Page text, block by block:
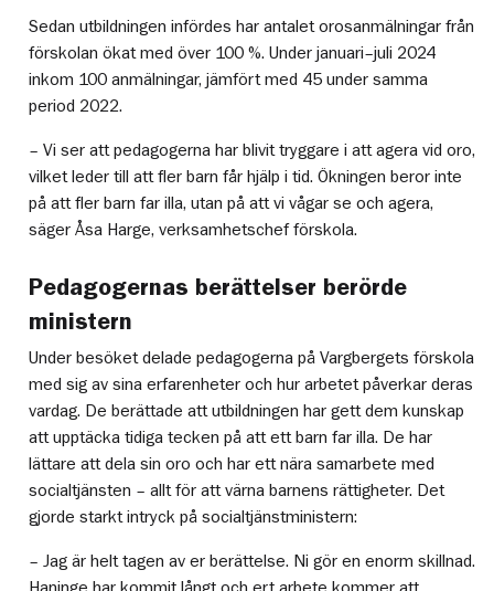
Sedan utbildningen infördes har antalet orosanmälningar från
förskolan ökat med över 100 %. Under januari–juli 2024
inkom 100 anmälningar, jämfört med 45 under samma
period 2022.
– Vi ser att pedagogerna har blivit tryggare i att agera vid oro,
vilket leder till att fler barn får hjälp i tid. Ökningen beror inte
på att fler barn far illa, utan på att vi vågar se och agera,
säger Åsa Harge, verksamhetschef förskola.
Pedagogernas berättelser berörde
ministern
Under besöket delade pedagogerna på Vargbergets förskola
med sig av sina erfarenheter och hur arbetet påverkar deras
vardag. De berättade att utbildningen har gett dem kunskap
att upptäcka tidiga tecken på att ett barn far illa. De har
lättare att dela sin oro och har ett nära samarbete med
socialtjänsten – allt för att värna barnens rättigheter. Det
gjorde starkt intryck på socialtjänstministern:
– Jag är helt tagen av er berättelse. Ni gör en enorm skillnad.